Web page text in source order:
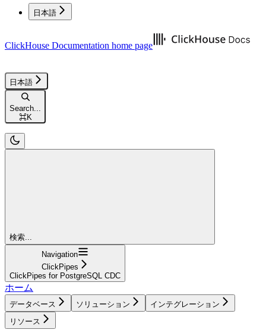
日本語
ClickHouse Documentation home page
日本語
Search...
⌘K
検索...
Navigation
ClickPipes
ClickPipes for PostgreSQL CDC
ホーム
データベース ソリューション
インテグレーション
リソース